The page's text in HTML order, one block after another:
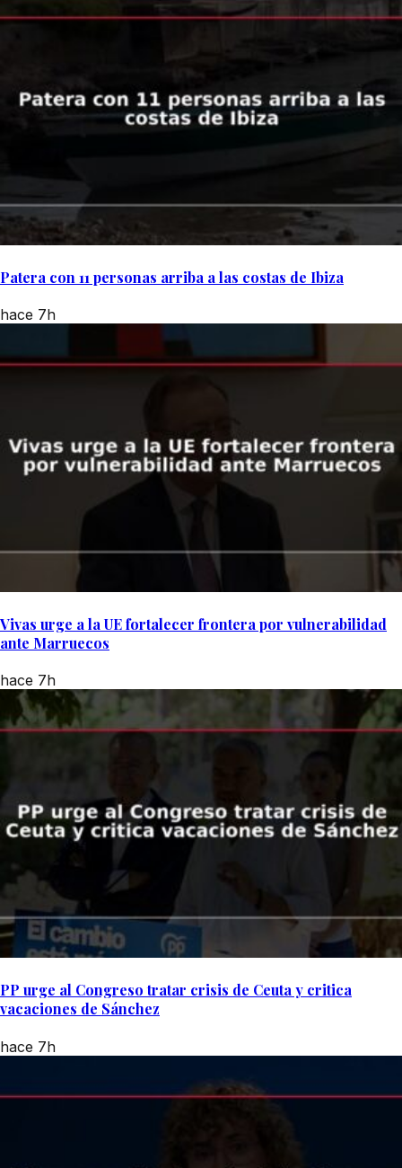
Patera con 11 personas arriba a las costas de Ibiza
hace 7h
Vivas urge a la UE fortalecer frontera por vulnerabilidad
ante Marruecos
hace 7h
PP urge al Congreso tratar crisis de Ceuta y critica
vacaciones de Sánchez
hace 7h